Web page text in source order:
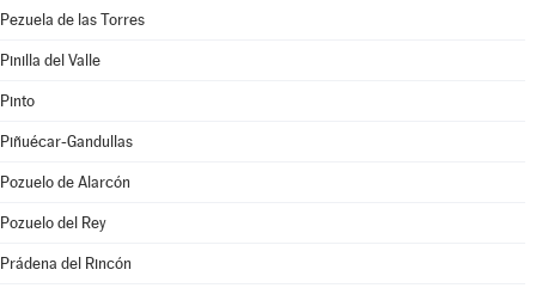
Pezuela de las Torres
Pinilla del Valle
Pinto
Piñuécar-Gandullas
Pozuelo de Alarcón
Pozuelo del Rey
Prádena del Rincón